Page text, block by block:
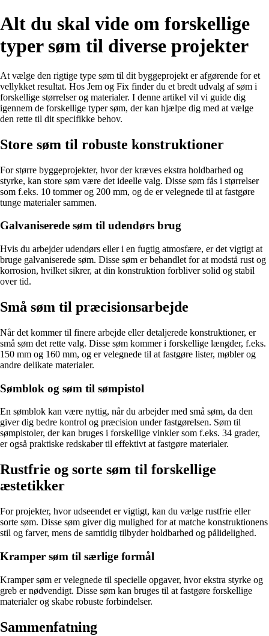
Alt du skal vide om forskellige
typer søm til diverse projekter
At vælge den rigtige type søm til dit byggeprojekt er afgørende for et
vellykket resultat. Hos Jem og Fix finder du et bredt udvalg af søm i
forskellige størrelser og materialer. I denne artikel vil vi guide dig
igennem de forskellige typer søm, der kan hjælpe dig med at vælge
den rette til dit specifikke behov.
Store søm til robuste konstruktioner
For større byggeprojekter, hvor der kræves ekstra holdbarhed og
styrke, kan store søm være det ideelle valg. Disse søm fås i størrelser
som f.eks. 10 tommer og 200 mm, og de er velegnede til at fastgøre
tunge materialer sammen.
Galvaniserede søm til udendørs brug
Hvis du arbejder udendørs eller i en fugtig atmosfære, er det vigtigt at
bruge galvaniserede søm. Disse søm er behandlet for at modstå rust og
korrosion, hvilket sikrer, at din konstruktion forbliver solid og stabil
over tid.
Små søm til præcisionsarbejde
Når det kommer til finere arbejde eller detaljerede konstruktioner, er
små søm det rette valg. Disse søm kommer i forskellige længder, f.eks.
150 mm og 160 mm, og er velegnede til at fastgøre lister, møbler og
andre delikate materialer.
Sømblok og søm til sømpistol
En sømblok kan være nyttig, når du arbejder med små søm, da den
giver dig bedre kontrol og præcision under fastgørelsen. Søm til
sømpistoler, der kan bruges i forskellige vinkler som f.eks. 34 grader,
er også praktiske redskaber til effektivt at fastgøre materialer.
Rustfrie og sorte søm til forskellige
æstetikker
For projekter, hvor udseendet er vigtigt, kan du vælge rustfrie eller
sorte søm. Disse søm giver dig mulighed for at matche konstruktionens
stil og farver, mens de samtidig tilbyder holdbarhed og pålidelighed.
Kramper søm til særlige formål
Kramper søm er velegnede til specielle opgaver, hvor ekstra styrke og
greb er nødvendigt. Disse søm kan bruges til at fastgøre forskellige
materialer og skabe robuste forbindelser.
Sammenfatning